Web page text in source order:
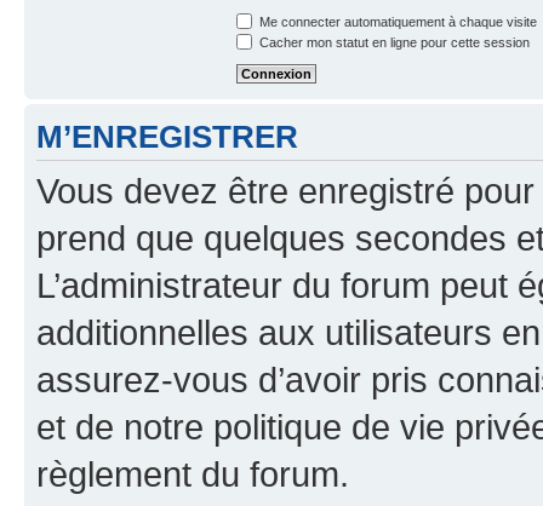
Me connecter automatiquement à chaque visite
Cacher mon statut en ligne pour cette session
M’ENREGISTRER
Vous devez être enregistré
prend que quelques secondes
L’administrateur du forum peut
additionnelles aux utilisateurs
assurez-vous d’avoir pris
et de notre politique de vie
règlement du forum.